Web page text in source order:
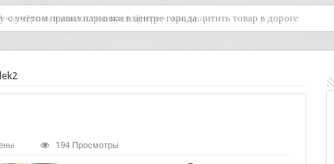
«контроль влажности в контейнере»: как защитить товар в дороге
194 Просмотры